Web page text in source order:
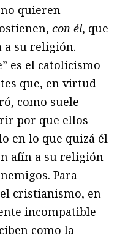
quieren
con él, que
a su religión.
es el catolicismo
que, en virtud
como suele
por que ellos
en lo que quizá él
afín a su religión
Para
cristianismo, en
incompatible
como la